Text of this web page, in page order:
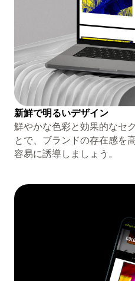
新鮮で明るいデザイン
鮮やかな色彩と効果的なセ
とで、ブランドの存在感を
容易に誘導しましょう。